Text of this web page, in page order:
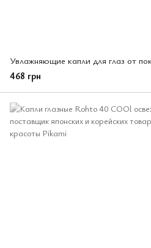
468 грн